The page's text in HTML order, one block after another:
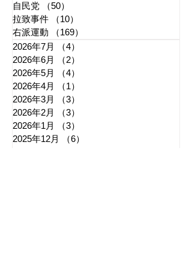
自民党
（50）
拉致事件
（10）
右派運動
（169）
2026年7月
（4）
2026年6月
（2）
2026年5月
（4）
2026年4月
（1）
2026年3月
（3）
2026年2月
（3）
2026年1月
（3）
2025年12月
（6）